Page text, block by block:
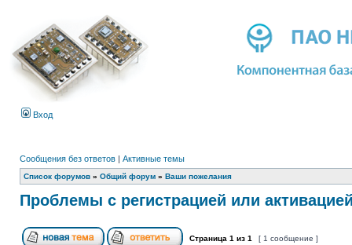
Вход
Сообщения без ответов | Активные темы
Список форумов » Общий форум » Ваши пожелания
Проблемы с регистрацией или
Страница 1 из 1 [ 1 сообщение ]